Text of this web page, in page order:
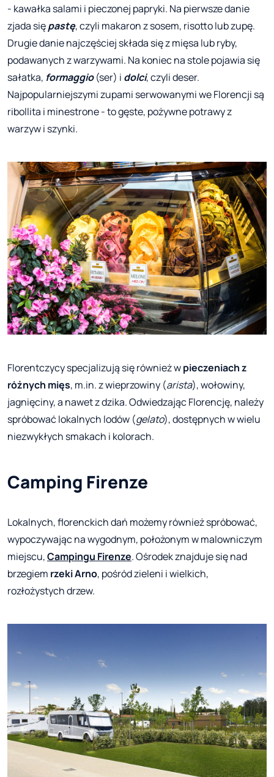
- kawałka salami i pieczonej papryki. Na pierwsze danie
zjada siępastę, czyli makaron z sosem, risotto lub zupę.
Drugie danie najczęściej składa się z mięsa lub ryby,
podawanych z warzywami. Na koniec na stole pojawia się
sałatka, formaggio (ser) i dolci, czyli deser.
Najpopularniejszymi zupami serwowanymi we Florencji są
ribollita i minestrone - to gęste, pożywne potrawy z
warzyw i szynki.
Florentczycy specjalizują się również wpieczeniach z
różnych mięs, m.in. z wieprzowiny (arista), wołowiny,
jagnięciny, a nawet z dzika. Odwiedzając Florencję, należy
spróbować lokalnych lodów (gelato), dostępnych w wielu
niezwykłych smakach i kolorach.
Camping Firenze
Lokalnych, florenckich dań możemy również spróbować,
wypoczywając na wygodnym, położonym w malowniczym
miejscu,Campingu Firenze. Ośrodek znajduje się nad
brzegiem rzeki Arno, pośród zieleni i wielkich,
rozłożystych drzew.